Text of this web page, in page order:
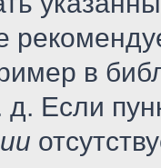
в
д. Если